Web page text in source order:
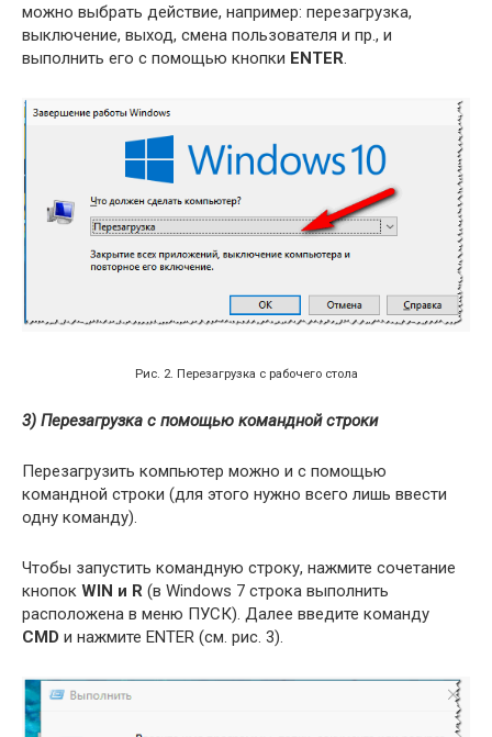
можно выбрать действие, например: перезагрузка,
выключение, выход, смена пользователя и пр., и
выполнить его с помощью кнопки ENTER.
Рис. 2. Перезагрузка с рабочего стола
3) Перезагрузка с помощью командной строки
Перезагрузить компьютер можно и с помощью
командной строки (для этого нужно всего лишь ввести
одну команду).
Чтобы запустить командную строку, нажмите сочетание
кнопок WIN и R (в Windows 7 строка выполнить
расположена в меню ПУСК). Далее введите команду
CMD и нажмите ENTER (см. рис. 3).